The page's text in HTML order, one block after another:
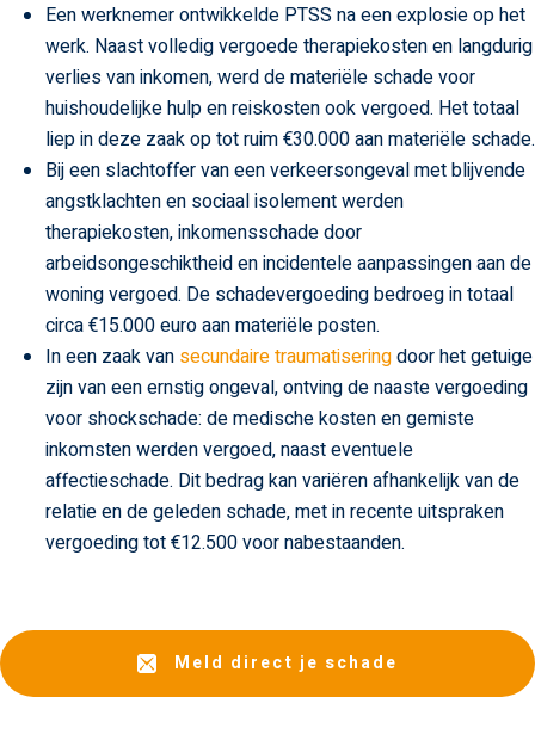
Een werknemer ontwikkelde PTSS na een explosie op het
werk. Naast volledig vergoede therapiekosten en langdurig
verlies van inkomen, werd de materiële schade voor
huishoudelijke hulp en reiskosten ook vergoed. Het totaal
liep in deze zaak op tot ruim €30.000 aan materiële schade.
Bij een slachtoffer van een verkeersongeval met blijvende
angstklachten en sociaal isolement werden
therapiekosten, inkomensschade door
arbeidsongeschiktheid en incidentele aanpassingen aan de
woning vergoed. De schadevergoeding bedroeg in totaal
circa €15.000 euro aan materiële posten.
In een zaak van secundaire traumatiseringdoor het getuige
zijn van een ernstig ongeval, ontving de naaste vergoeding
voor shockschade: de medische kosten en gemiste
inkomsten werden vergoed, naast eventuele
affectieschade. Dit bedrag kan variëren afhankelijk van de
relatie en de geleden schade, met in recente uitspraken
vergoeding tot €12.500 voor nabestaanden.
Meld direct je schade